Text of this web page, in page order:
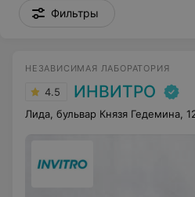
Фильтры
НЕЗАВИСИМАЯ ЛАБОРАТОРИЯ
4.5 ИНВИТРО
Лида, бульвар Князя Гедемина,